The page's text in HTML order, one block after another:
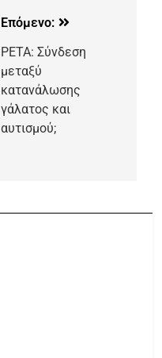
Επόμενο:
PETA: Σύνδεση
μεταξύ
κατανάλωσης
γάλατος και
αυτισμού;